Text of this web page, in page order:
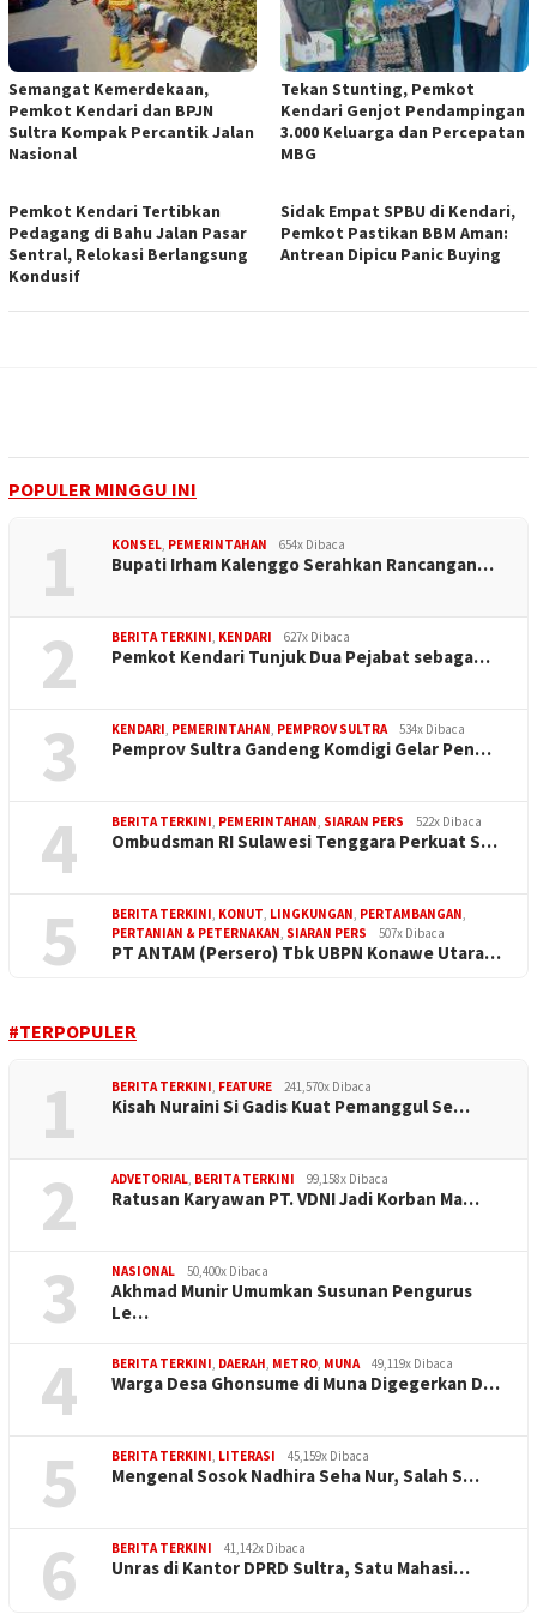
Semangat Kemerdekaan,
Pemkot Kendari dan BPJN
Sultra Kompak Percantik Jalan
Nasional
Tekan Stunting, Pemkot
Kendari Genjot Pendampingan
3.000 Keluarga dan Percepatan
MBG
Pemkot Kendari Tertibkan
Pedagang di Bahu Jalan Pasar
Sentral, Relokasi Berlangsung
Kondusif
Sidak Empat SPBU di Kendari,
Pemkot Pastikan BBM Aman:
Antrean Dipicu Panic Buying
POPULER MINGGU INI
1 KONSEL PEMERINTAHAN 654x Dibaca
Bupati Irham Kalenggo Serahkan Rancangan…
2 BERITA TERKINI KENDARI 627x Dibaca
Pemkot Kendari Tunjuk Dua Pejabat sebaga…
3 KENDARI PEMERINTAHAN PEMPROV SULTRA 534x Dibaca
Pemprov Sultra Gandeng Komdigi Gelar Pen…
4 BERITA TERKINI PEMERINTAHAN SIARAN PERS 522x Dibaca
Ombudsman RI Sulawesi Tenggara Perkuat S…
5 BERITA TERKINI KONUT LINGKUNGAN PERTAMBANGAN
PERTANIAN & PETERNAKAN SIARAN PERS 507x Dibaca
PT ANTAM (Persero) Tbk UBPN Konawe Utara…
#TERPOPULER
1 BERITA TERKINI FEATURE 241,570x Dibaca
Kisah Nuraini Si Gadis Kuat Pemanggul Se…
2 ADVETORIAL BERITA TERKINI 99,158x Dibaca
Ratusan Karyawan PT. VDNI Jadi Korban Ma…
3 NASIONAL 50,400x Dibaca
Akhmad Munir Umumkan Susunan Pengurus
Le…
4 BERITA TERKINI DAERAH METRO MUNA 49,119x Dibaca
Warga Desa Ghonsume di Muna Digegerkan D…
5 BERITA TERKINI LITERASI 45,159x Dibaca
Mengenal Sosok Nadhira Seha Nur, Salah S…
6 BERITA TERKINI 41,142x Dibaca
Unras di Kantor DPRD Sultra, Satu Mahasi…